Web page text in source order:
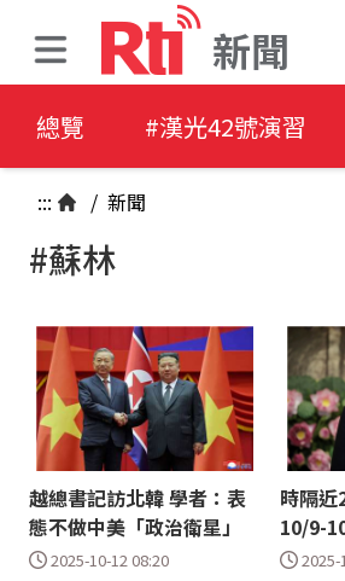
新聞
總覽 #漢光42號演習
::: / 新聞
#蘇林
越總書記訪北韓 學者：表
態不做中美「政治衛星」
2025-10-12 08:20
時隔近
10/9-
2025-